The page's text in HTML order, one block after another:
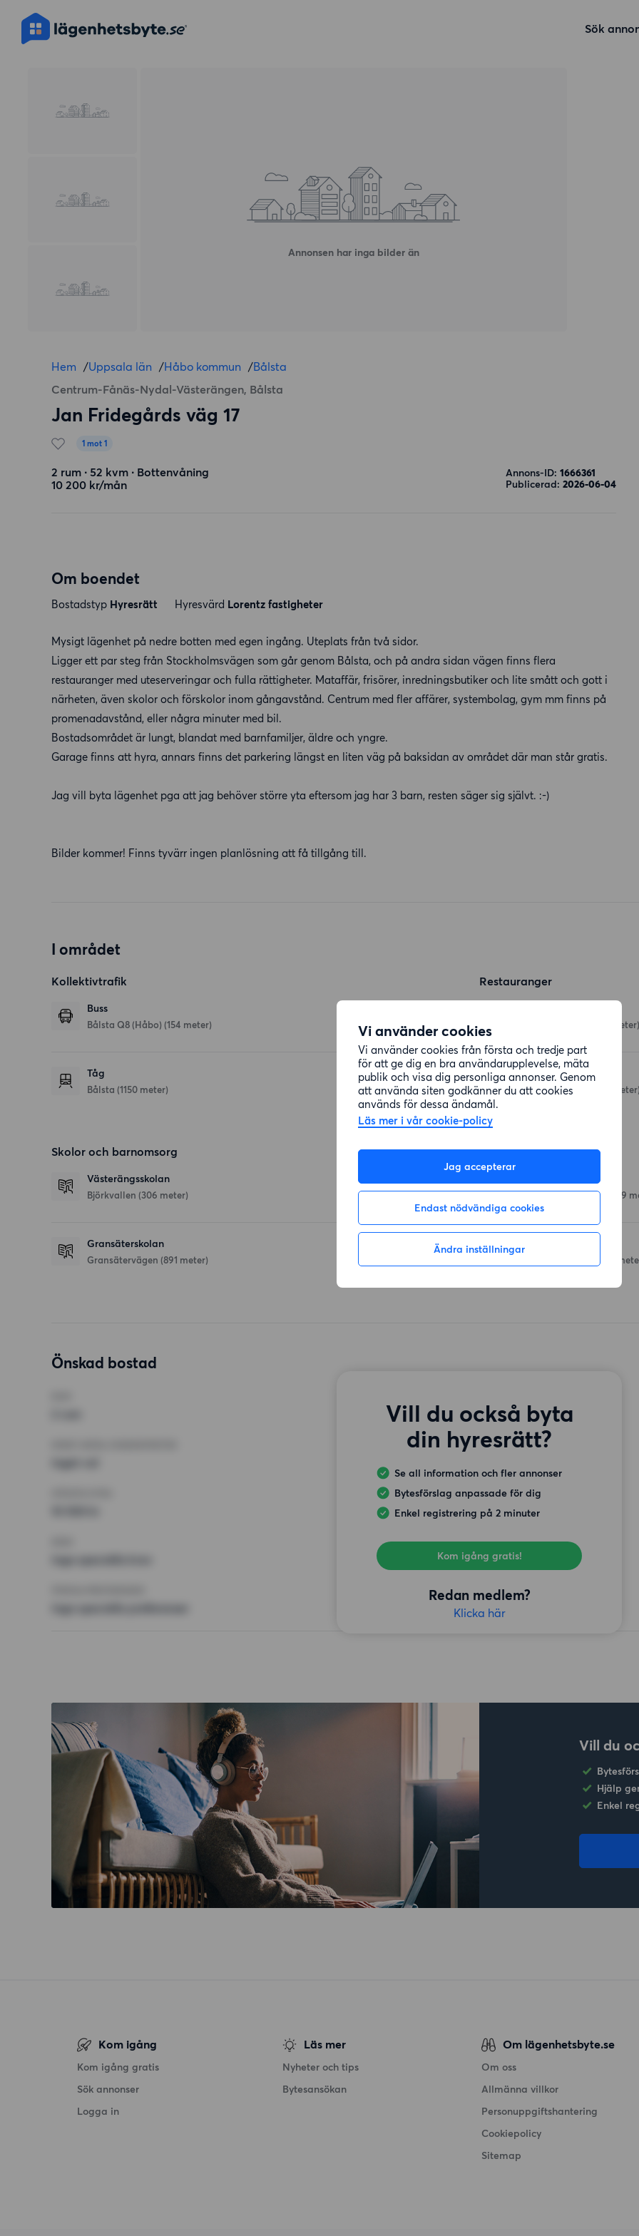
Vi använder cookies
Vi använder cookies från första och tredje part
för att ge dig en bra användarupplevelse, mäta
publik och visa dig personliga annonser. Genom
att använda siten godkänner du att cookies
används för dessa ändamål.
Läs mer i vår cookie-policy
Jag accepterar
Endast nödvändiga cookies
Ändra inställningar
Sök
Annonsen har inga bilder än
Hem /Uppsala län /Håbo kommun /Bålsta
Centrum-Fånäs-Nydal-Västerängen, Bålsta
Jan Fridegårds väg 17
1 mot 1
2 rum ∙ 52 kvm ∙ Bottenvåning
10 200 kr/mån
Annons-ID: 1666361
Publicerad: 2026-06-04
Om boendet
Bostadstyp Hyresrätt Hyresvärd Lorentz fastigheter
Mysigt lägenhet på nedre botten med egen ingång. Uteplats från två sidor.
Ligger ett par steg från Stockholmsvägen som går genom Bålsta, och på andra sidan vägen finns flera
restauranger med uteserveringar och fulla rättigheter. Mataffär, frisörer, inredningsbutiker och lite smått och gott i
närheten, även skolor och förskolor inom gångavstånd. Centrum med fler affärer, systembolag, gym mm finns på
promenadavstånd, eller några minuter med bil.
Bostadsområdet är lungt, blandat med barnfamiljer, äldre och yngre.
Garage finns att hyra, annars finns det parkering längst en liten väg på baksidan av området där man står gratis.
Jag vill byta lägenhet pga att jag behöver större yta eftersom jag har 3 barn, resten säger sig självt. :-)
Bilder kommer! Finns tyvärr ingen planlösning att få tillgång till.
I området
Kollektivtrafik
Buss
Bålsta Q8 (Håbo) (154 meter)
Tåg
Bålsta (1150 meter)
Restauranger
(47 meter)
Mamma Mia
Stockholmsvägen (63 meter)
Skolor och barnomsorg
Västerängsskolan
Björkvallen (306 meter)
Gransäterskolan
Gransätervägen (891 meter)
Affärer
Stockholmsvägen 14 (249
(938
Önskad bostad
Vill du också byta
din hyresrätt?
Se all information och fler annonser
Bytesförslag anpassade för dig
Enkel registrering på 2 minuter
Kom igång gratis!
Redan medlem?
Klicka här
Vill du
Hjälp
Enkel
Kom igång
Kom igång gratis
Sök annonser
Logga in
Läs mer
Nyheter och tips
Bytesansökan
Om lägenhetsbyte.se
Om oss
Allmänna villkor
Personuppgiftshantering
Cookiepolicy
Sitemap